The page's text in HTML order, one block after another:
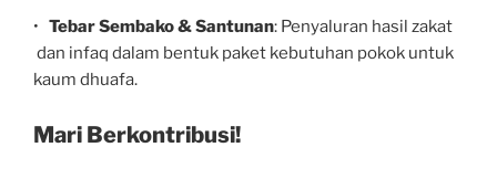
• Tebar Sembako & Santunan: Penyaluran hasil zakat
dan infaq dalam bentuk paket kebutuhan pokok untuk
kaum dhuafa.
Mari Berkontribusi!